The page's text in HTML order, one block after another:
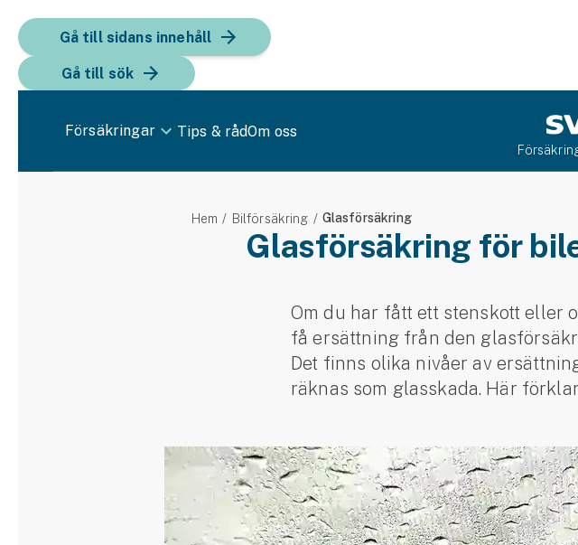
Gå till sidans innehåll
Gå till sök
Försäkringar Tips & rådOm oss
Hem Bilförsäkring Glasförsäkring
Glasförsäkring för
Om du har fått ett stenskott eller
få ersättning från den
Det finns olika nivåer av
räknas som glasskada. Här